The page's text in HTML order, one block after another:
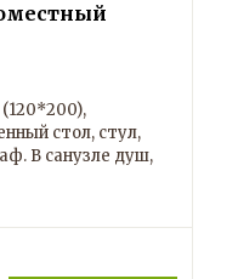
стол, стул,
В санузле душ,